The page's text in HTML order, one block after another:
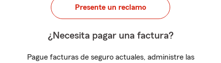
Presente un reclamo
¿Necesita pagar una factura?
Pague facturas de seguro actuales, administre las